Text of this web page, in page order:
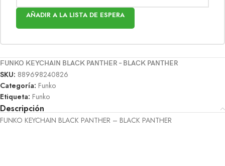
AÑADIR A LA LISTA DE ESPERA
FUNKO KEYCHAIN BLACK PANTHER – BLACK PANTHER
SKU: 889698240826
Categoría: Funko
Etiqueta: Funko
Descripción
FUNKO KEYCHAIN BLACK PANTHER – BLACK PANTHER